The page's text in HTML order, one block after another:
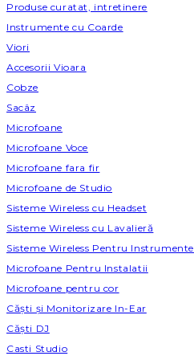
Produse curatat, intretinere
Instrumente cu Coarde
Viori
Accesorii Vioara
Cobze
Sacâz
Microfoane
Microfoane Voce
Microfoane fara fir
Microfoane de Studio
Sisteme Wireless cu Headset
Sisteme Wireless cu Lavalieră
Sisteme Wireless Pentru Instrumente
Microfoane Pentru Instalatii
Microfoane pentru cor
Căști și Monitorizare In-Ear
Căști DJ
Casti Studio